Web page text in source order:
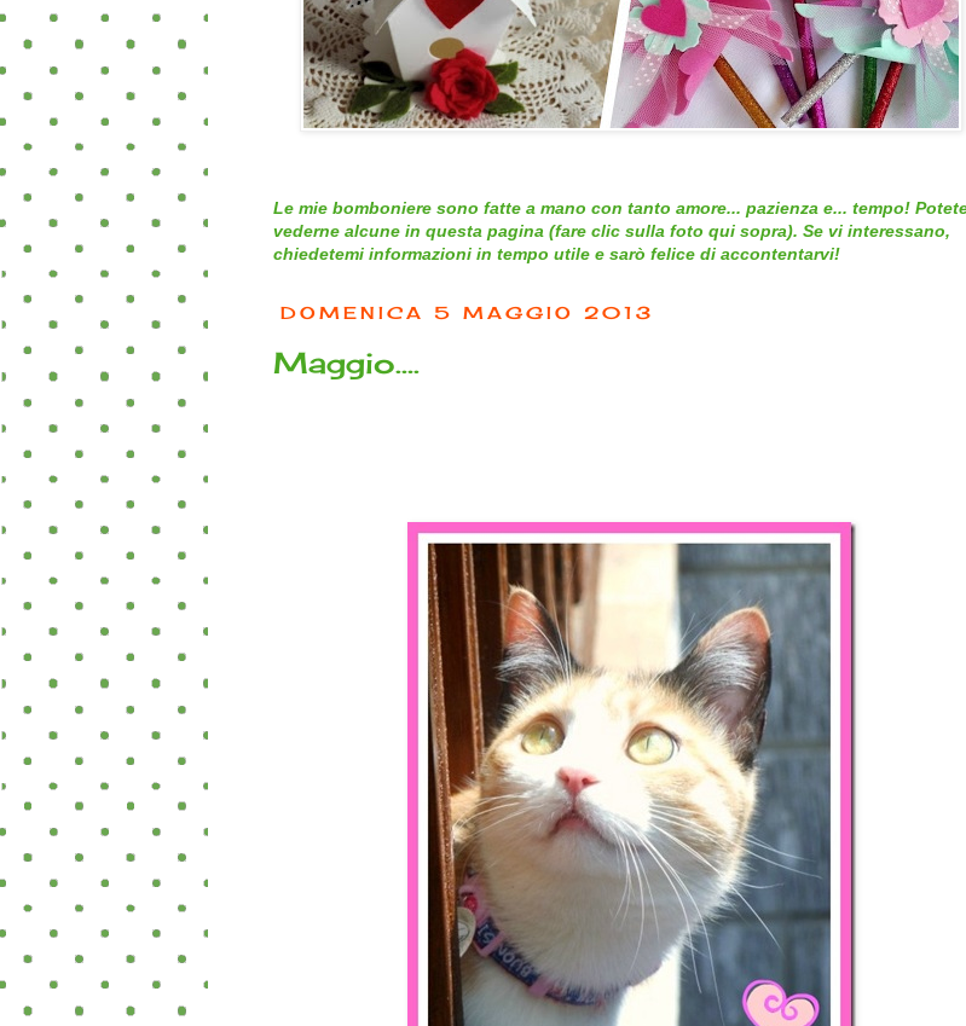
Le mie bomboniere sono fatte a mano con tanto amore... pazienza e... tempo!
vederne alcune in questa pagina (fare clic sulla foto qui sopra). Se vi interessano,
chiedetemi informazioni in tempo utile e sarò felice di accontentarvi!
DOMENICA 5 MAGGIO 2013
Maggio….